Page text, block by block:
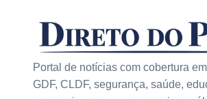
Portal de notícias com cobertura
GDF, CLDF, segurança, saúde,